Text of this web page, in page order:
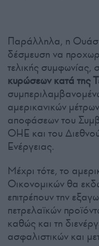
Παράλληλα, η
δέσμευση να
τελικής συμφωνίας,
κυρώσεων κατά της
αμερικανικών
αποφάσεων του
ΟΗΕ και του
Ενέργειας.
Μέχρι τότε, το
Οικονομικών θα
επιτρέπουν την
πετρελαϊκών
καθώς και τη
ασφαλιστικών και